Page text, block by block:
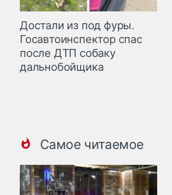
Достали из под фуры.
Госавтоинспектор спас
после ДТП собаку
дальнобойщика
Самое читаемое